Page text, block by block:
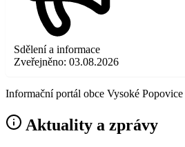
Sdělení a informace
Zveřejněno: 03.08.2026
Informační portál obce Vysoké Popovice
Aktuality a zprávy